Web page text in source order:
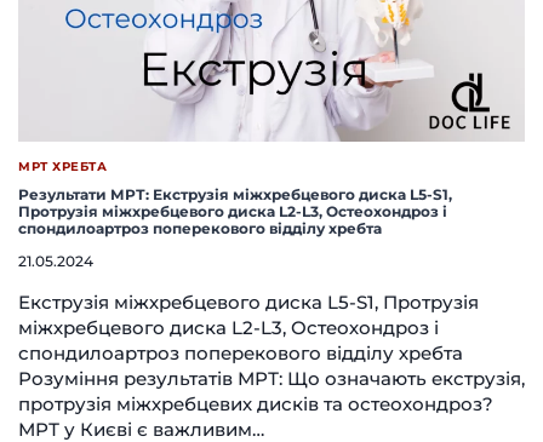
МРТ ХРЕБТА
Результати МРТ: Екструзія міжхребцевого диска L5-S1,
Протрузія міжхребцевого диска L2-L3, Остеохондроз і
спондилоартроз поперекового відділу хребта
21.05.2024
Екструзія міжхребцевого диска L5-S1, Протрузія
міжхребцевого диска L2-L3, Остеохондроз і
спондилоартроз поперекового відділу хребта
Розуміння результатів МРТ: Що означають екструзія,
протрузія міжхребцевих дисків та остеохондроз?
МРТ у Києві є важливим…